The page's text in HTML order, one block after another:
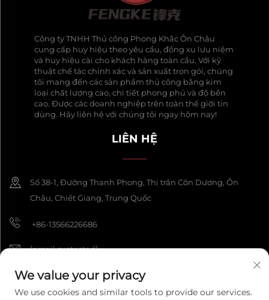
Công ty TNHH Thủ công Phong Khắc Ôn Châu
cung cấp huy hiệu theo yêu cầu, đồng xu lưu niệm
và huy hiệu cài cho khách hàng toàn cầu. Với kỹ
thuật chế tác chính xác và sản xuất trọn gói, chúng
tôi mang đến các sản phẩm thủ công bằng kim
loại chất lượng cao, chi tiết phong phú và độ bền
cao. Được các doanh nghiệp trên toàn thế giới tin
dùng. Hãy liên hệ với chúng tôi ngay hôm nay!
LIÊN HỆ
Số 38-1, Đường Thanh Phong, Thị trấn Côn Dương, Ôn
Châu, Chiết Giang, Trung Quốc
+86-13566226686
[email protected]
We value your privacy
We use cookies and similar tools to provide our services.